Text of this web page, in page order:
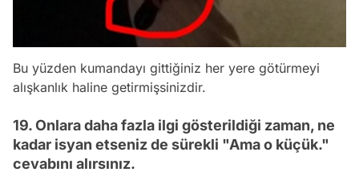
Bu yüzden kumandayı gittiğiniz her yere götürmeyi
alışkanlık haline getirmişsinizdir.
19. Onlara daha fazla ilgi gösterildiği zaman, ne
kadar isyan etseniz de sürekli "Ama o küçük."
cevabını alırsınız.